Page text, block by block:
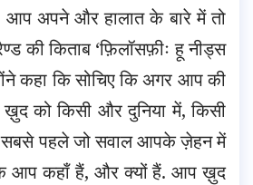
आप अपने और हालात के बारे में तो
की किताब ‘फ़िलॉसफ़ीः हू नीड्स
कहा कि सोचिए कि अगर आप की
किसी और दुनिया में, किसी
सबसे पहले जो सवाल आपके ज़ेहन में
आप कहाँ हैं, और क्यों हैं. आप ख़ुद